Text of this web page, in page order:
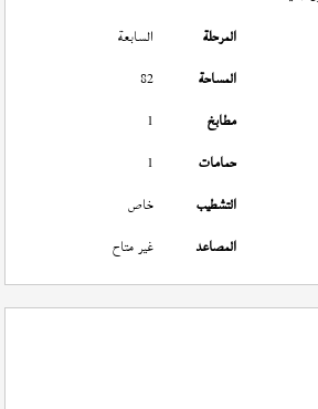
المرحلة
السابعة
المساحة
82
مطابخ
1
حمامات
1
التشطيب
خاص
المصاعد غير متاح